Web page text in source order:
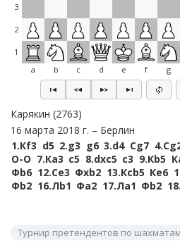
3
2
1
a
b c d e f g
Карякин 2763
16 марта 2018 г.
Берлин
1.Кf3 d5 2.g3 g6 3.d4 Сg7 4.
O-O 7.Кa3 c5 8.dxc5 c3 9.Кb5
Фb6 12.Сe3 Фxb2 13.Кcb5 Кe6
Фb2 16.Лb1 Фa2 17.Лa1 Фb2 18.
Турнир претендентов по